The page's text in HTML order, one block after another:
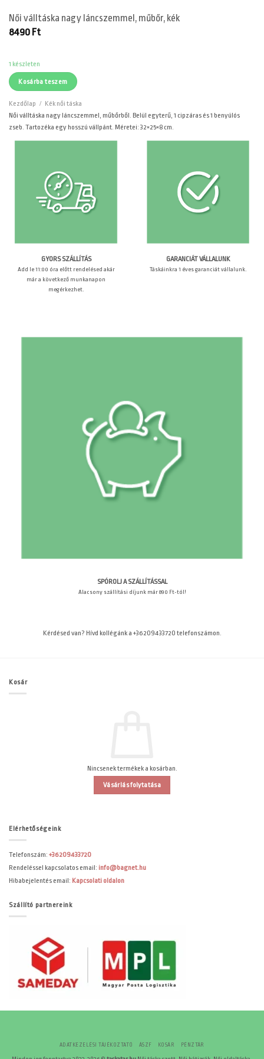
Női válltáska nagy láncszemmel, műbőr, kék
8490 Ft
1 készleten
Kosárba teszem
Kezdőlap / Kék női táska
Női válltáska nagy láncszemmel, műbőrből. Belül egyterű, 1 cipzáras és 1 benyúlós
zseb. Tartozéka egy hosszú vállpánt. Méretei: 32×25×8 cm.
GYORS SZÁLLÍTÁS
Add le 11:00 óra előtt rendelésed akár
már a következő munkanapon
megérkezhet.
GARANCIÁT VÁLLALUNK
Táskáinkra 1 éves garanciát vállalunk.
SPÓROLJ A SZÁLLÍTÁSSAL
Alacsony szállítási díjunk már 890 Ft-tól!
Kérdésed van? Hívd kollégánk a +36209433720 telefonszámon.
Kosár
Nincsenek termékek a kosárban.
Vásárlás folytatása
Elérhetőségeink
Telefonszám: +36209433720
Rendeléssel kapcsolatos email: info@bagnet.hu
Hibabejelentés email: Kapcsolati oldalon
Szállító partnereink
ADATKEZELÉSI TÁJÉKOZTATÓ ÁSZF KOSÁR PÉNZTÁR